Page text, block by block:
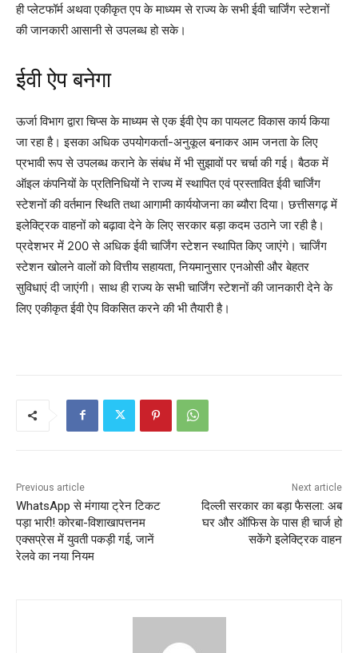
ही प्लेटफॉर्म अथवा एकीकृत एप के माध्यम से राज्य के सभी ईवी चार्जिंग स्टेशनों
की जानकारी आसानी से उपलब्ध हो सके।
ईवी ऐप बनेगा
ऊर्जा विभाग द्वारा चिप्स के माध्यम से एक ईवी ऐप का पायलट विकास कार्य किया
जा रहा है। इसका अधिक उपयोगकर्ता-अनुकूल बनाकर आम जनता के लिए
प्रभावी रूप से उपलब्ध कराने के संबंध में भी सुझावों पर चर्चा की गई। बैठक में
ऑइल कंपनियों के प्रतिनिधियों ने राज्य में स्थापित एवं प्रस्तावित ईवी चार्जिंग
स्टेशनों की वर्तमान स्थिति तथा आगामी कार्ययोजना का ब्यौरा दिया। छत्तीसगढ़ में
इलेक्ट्रिक वाहनों को बढ़ावा देने के लिए सरकार बड़ा कदम उठाने जा रही है।
प्रदेशभर में 200 से अधिक ईवी चार्जिंग स्टेशन स्थापित किए जाएंगे। चार्जिंग
स्टेशन खोलने वालों को वित्तीय सहायता, नियमानुसार एनओसी और बेहतर
सुविधाएं दी जाएंगी। साथ ही राज्य के सभी चार्जिंग स्टेशनों की जानकारी देने के
लिए एकीकृत ईवी ऐप विकसित करने की भी तैयारी है।
Previous article
WhatsApp से मंगाया ट्रेन टिकट
पड़ा भारी! कोरबा-विशाखापत्तनम
एक्सप्रेस में युवती पकड़ी गई, जानें
रेलवे का नया नियम
Next article
दिल्ली सरकार का बड़ा फैसला: अब
घर और ऑफिस के पास ही चार्ज हो
सकेंगे इलेक्ट्रिक वाहन